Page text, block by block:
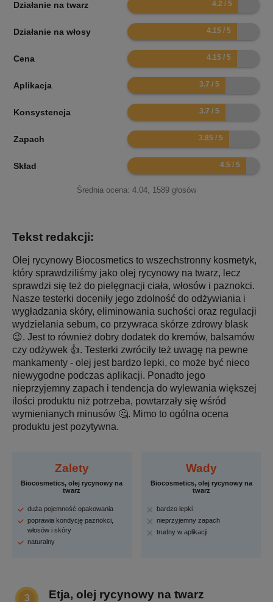
Działanie na twarz
Działanie na włosy 8.3
Cena 8.3
Aplikacja 7.4
Konsystencja 7.4
Zapach 7.7
Skład 9
Średnia ocena: 4.04, 1589 głosów
Tekst redakcji:
Olej rycynowy Biocosmetics to wszechstronny kosmetyk,
który sprawdziliśmy jako olej rycynowy na twarz, lecz
sprawdzi się też do pielęgnacji ciała, włosów i paznokci.
Nasze testerki doceniły jego zdolność do odżywiania i
wygładzania skóry, eliminowania suchości oraz regulacji
wydzielania sebum, co przywraca skórze zdrowy blask
😉. Jest to również dobry dodatek do kremów, balsamów
czy odżywek 👍. Testerki zwróciły też uwagę na pewne
mankamenty - olej jest bardzo lepki, co może być nieco
niewygodne podczas aplikacji. Ponadto jego
nieprzyjemny zapach i tendencja do wylewania większej
ilości produktu niż potrzeba, powtarzały się wśród
wymienianych minusów 🤔. Mimo to ogólna ocena
produktu jest pozytywna.
Zalety
Biocosmetics, olej rycynowy na
twarz
duża pojemność opakowania
poprawia kondycję paznokci,
włosów i skóry
naturalny
Wady
Biocosmetics, olej rycynowy na
twarz
bardzo lepki
nieprzyjemny zapach
trudny w aplikacji
Etja, olej rycynowy na twarz